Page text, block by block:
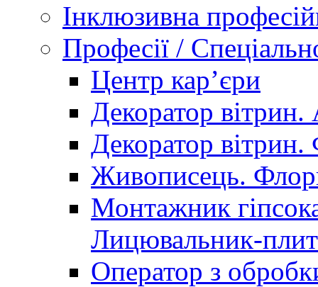
Інклюзивна
Професії /
Центр кар’єри
Декоратор вітрин.
Декоратор вітрин.
Живописець.
Монтажник
Лицювальник-
Оператор з